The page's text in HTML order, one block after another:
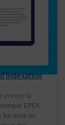
encore la
EPEX
les mois ou